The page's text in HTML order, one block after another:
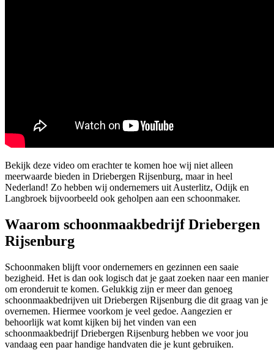
Bekijk deze video om erachter te komen hoe wij niet alleen
meerwaarde bieden in Driebergen Rijsenburg, maar in heel
Nederland! Zo hebben wij ondernemers uit Austerlitz, Odijk en
Langbroek bijvoorbeeld ook geholpen aan een schoonmaker.
Waarom schoonmaakbedrijf Driebergen
Rijsenburg
Schoonmaken blijft voor ondernemers en gezinnen een saaie
bezigheid. Het is dan ook logisch dat je gaat zoeken naar een manier
om eronderuit te komen. Gelukkig zijn er meer dan genoeg
schoonmaakbedrijven uit Driebergen Rijsenburg die dit graag van je
overnemen. Hiermee voorkom je veel gedoe. Aangezien er
behoorlijk wat komt kijken bij het vinden van een
schoonmaakbedrijf Driebergen Rijsenburg hebben we voor jou
vandaag een paar handige handvaten die je kunt gebruiken.